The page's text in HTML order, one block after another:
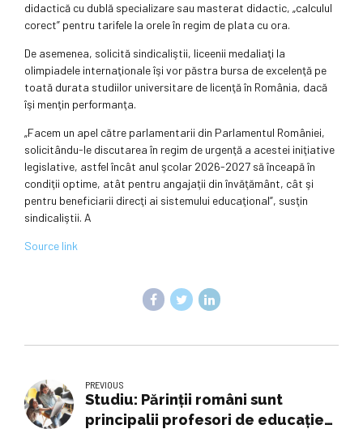
didactică cu dublă specializare sau masterat didactic, „calculul
corect” pentru tarifele la orele în regim de plata cu ora.
De asemenea, solicită sindicaliştii, liceenii medaliaţi la
olimpiadele internaţionale îşi vor păstra bursa de excelenţă pe
toată durata studiilor universitare de licenţă în România, dacă
îşi menţin performanţa.
„Facem un apel către parlamentarii din Parlamentul României,
solicitându-le discutarea în regim de urgenţă a acestei iniţiative
legislative, astfel încât anul şcolar 2026-2027 să înceapă în
condiţii optime, atât pentru angajaţii din învăţământ, cât şi
pentru beneficiarii direcţi ai sistemului educaţional”, susţin
sindicaliştii. A
Source link
PREVIOUS
Studiu: Părinții români sunt
principalii profesori de educație